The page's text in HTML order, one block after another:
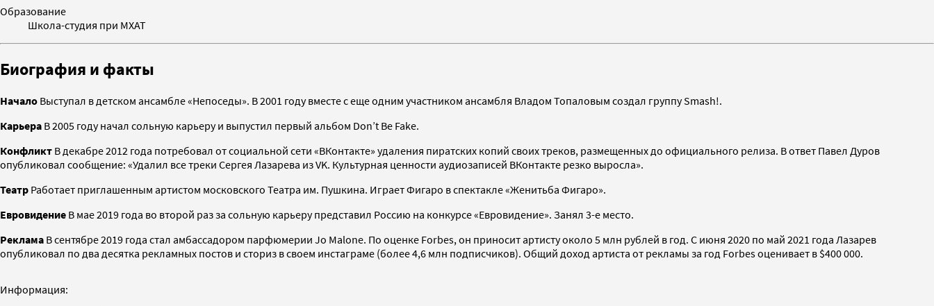
Образование
Школа-студия при МХАТ
Биография и факты
Начало Выступал в детском ансамбле «Непоседы». В 2001 году вместе с еще одним участником ансамбля Владом Топаловым создал группу Smash!.
Карьера В 2005 году начал сольную карьеру и выпустил первый альбом Don’t Be Fake.
Конфликт В декабре 2012 года потребовал от социальной сети «ВКонтакте» удаления пиратских копий своих треков, размещенных до официального релиза. В ответ Павел Дуров
опубликовал сообщение: «Удалил все треки Сергея Лазарева из VK. Культурная ценности аудиозаписей ВКонтакте резко выросла».
Театр Работает приглашенным артистом московского Театра им. Пушкина. Играет Фигаро в спектакле «Женитьба Фигаро».
Евровидение В мае 2019 года во второй раз за сольную карьеру представил Россию на конкурсе «Евровидение». Занял 3-е место.
Реклама В сентябре 2019 года стал амбассадором парфюмерии Jo Malone. По оценке Forbes, он приносит артисту около 5 млн рублей в год. С июня 2020 по май 2021 года Лазарев
опубликовал по два десятка рекламных постов и сториз в своем инстаграме (более 4,6 млн подписчиков). Общий доход артиста от рекламы за год Forbes оценивает в $400 000.
Информация: